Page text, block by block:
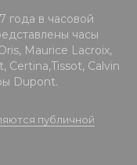
года в часовой
часы
Maurice Lacroix,
Certina,Tissot, Calvin
Dupont.
публичной